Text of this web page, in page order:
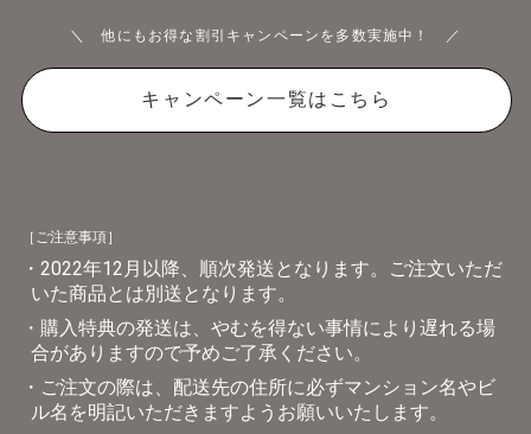
＼ 他にもお得な割引キャンペーンを多数実施中！ ／
キャンペーン一覧はこちら
［ご注意事項］
・2022年12月以降、順次発送となります。ご注文いただ
いた商品とは別送となります。
・購入特典の発送は、やむを得ない事情により遅れる場
合がありますので予めご了承ください。
・ご注文の際は、配送先の住所に必ずマンション名やビ
ル名を明記いただきますようお願いいたします。